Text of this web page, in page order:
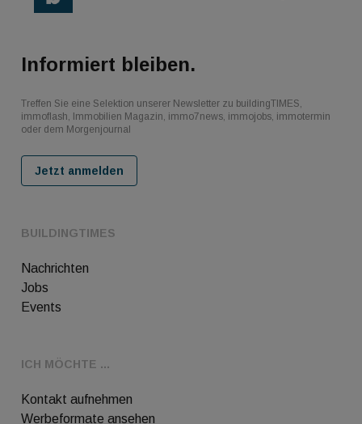
BUILDINGTIMES
Nachrichten
Jobs
Events
ICH MÖCHTE ...
Kontakt aufnehmen
Werbeformate ansehen
Informiert bleiben.
Treffen Sie eine Selektion unserer Newsletter zu buildingTIMES,
immoflash, Immobilien Magazin, immo7news, immojobs, immotermin
oder dem Morgenjournal
Jetzt anmelden